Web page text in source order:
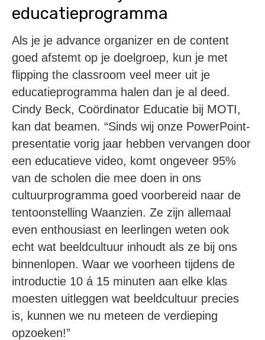
educatieprogramma
Als je je advance organizer en de content
goed afstemt op je doelgroep, kun je met
flipping the classroom veel meer uit je
educatieprogramma halen dan je al deed.
Cindy Beck, Coördinator Educatie bij MOTI,
kan dat beamen. “Sinds wij onze PowerPoint-
presentatie vorig jaar hebben vervangen door
een educatieve video, komt ongeveer 95%
van de scholen die mee doen in ons
cultuurprogramma goed voorbereid naar de
tentoonstelling Waanzien. Ze zijn allemaal
even enthousiast en leerlingen weten ook
echt wat beeldcultuur inhoudt als ze bij ons
binnenlopen. Waar we voorheen tijdens de
introductie 10 á 15 minuten aan elke klas
moesten uitleggen wat beeldcultuur precies
is, kunnen we nu meteen de verdieping
opzoeken!”